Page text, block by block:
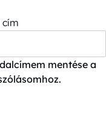
cím
mentése a